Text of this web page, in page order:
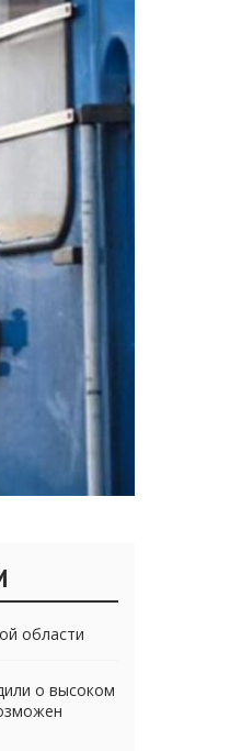
области
о высоком